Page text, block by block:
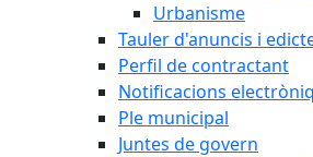
Urbanisme
Tauler d'anuncis i
Perfil de contractant
Notificacions
Ple municipal
Juntes de govern